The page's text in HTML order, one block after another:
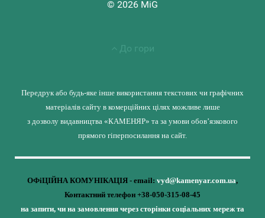
© 2026 MiG
До гори
Передрук або будь-яке інше використання текстових чи графічних
матеріалів сайту в комерційних цілях можливе лише
з дозволу видавництва «КАМЕНЯР» та за умови обов’язкового
прямого гіперпосилання на сайт.
ОФіЦІЙНА КОМУНІКАЦІЯ - email: vyd@kamenyar.com.ua,
Контактний телефон +38-050-315-08-45
на запити, чи на замовлення через сторінки соціальних мереж та